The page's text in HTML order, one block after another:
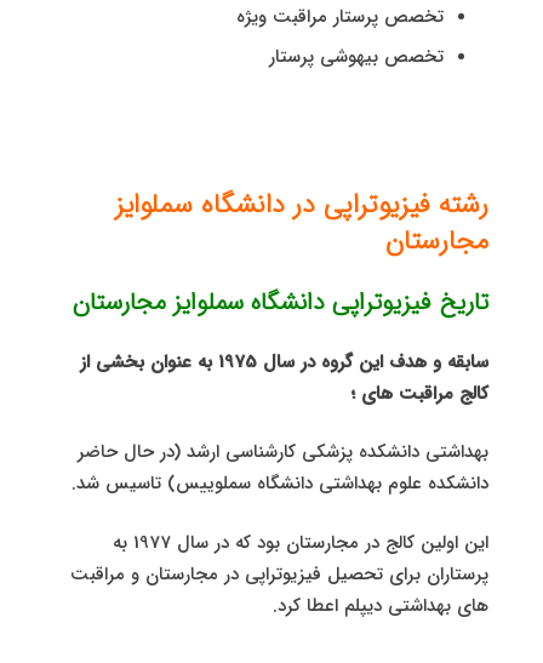
تخصص پرستار مراقبت ویژه
تخصص بیهوشی پرستار
رشته فیزیوتراپی در دانشگاه سملوایز
مجارستان
تاریخ فیزیوتراپی دانشگاه سملوایز مجارستان
سابقه و هدف این گروه در سال 1975 به عنوان بخشی از
کالج مراقبت های ؛
بهداشتی دانشکده پزشکی کارشناسی ارشد (در حال حاضر
دانشکده علوم بهداشتی دانشگاه سملوییس) تاسیس شد.
این اولین کالج در مجارستان بود که در سال 1977 به
پرستاران برای تحصیل فیزیوتراپی در مجارستان و مراقبت
های بهداشتی دیپلم اعطا کرد.